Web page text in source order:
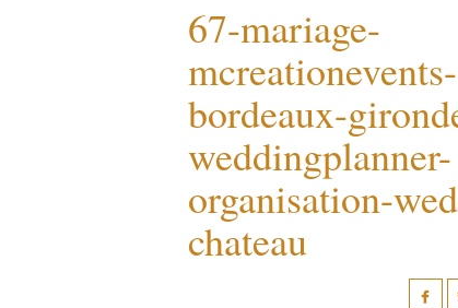
67-mariage-
mcreationevents-
bordeaux-
weddingplanner-
organisation-
chateau